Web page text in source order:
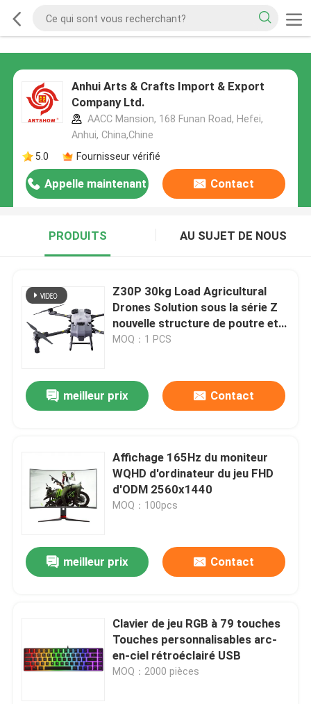
Anhui Arts & Crafts Import & Export
Company Ltd.
AACC Mansion, 168 Funan Road, Hefei,
Anhui, China,Chine
5.0
Fournisseur vérifié
Appelle maintenant Contact
PRODUITS AU SUJET DE NOUS
Z30P 30kg Load Agricultural
Drones Solution sous la série Z
nouvelle structure de poutre et
les bras pliants en forme de Z
MOQ：1 PCS
meilleur prix Contact
Affichage 165Hz du moniteur
WQHD d'ordinateur du jeu FHD
d'ODM 2560x1440
MOQ：100pcs
meilleur prix Contact
Clavier de jeu RGB à 79 touches
Touches personnalisables arc-
en-ciel rétroéclairé USB
MOQ：2000 pièces